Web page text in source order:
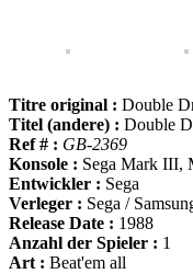
Titre original : Double
Titel (andere) : Double
Ref # : GB-2369
Konsole : Sega Mark III,
Entwickler : Sega
Verleger : Sega /
Release Date : 1988
Anzahl der Spieler : 1
Art : Beat'em all